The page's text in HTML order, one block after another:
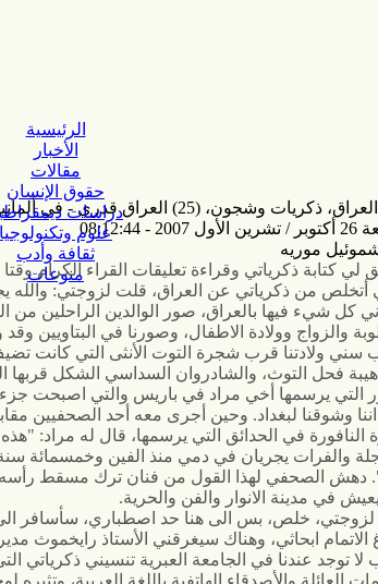
الرئيسية
الأخبار
مقالات
حقوق الإنسان
دراسات
علوم وتكنولوجيا
ثقافة وأدب
منوعات
ذكريات وشجون، (25) العراق قدري - في ألمانيا، نسرين وميخائيل - 3
- 08:12:44
شموئيل موريه
لي كتابة ذكرياتي وقراءة تعليقات القراء الكرام وقتا
أتخلص من ذكرياتي عن العراق، قلت لزوجتي: والله
كل شيء فيها بالعراق، صور الوالدين الراحلين من
والزواج وولادة الاطفال، وصورنا في البتاويين
ولادتنا قرب شجرة التوت الأنثى التي كانت
فحل التوث، والشادروان السداسي الشكل
التي يرسمها أخي مراد في باريس والتي اصبحت
وشوقنا لبغداد. وحين أجرى معه أحد الصحفيين
النافورة في الحدائق التي يرسمها، قال له مراد: "هذه
والفرات يجريان في دمي منذ الفين وخمسمائة
دهش الصحفي لهذا القول من فنان ترك مسقط
في مدينة الانوار والفن والحرية.
خلص، بس الى هنا حد اصطباري، سأسافر الى
الاتمام ابحاثي، وهناك سيغرقني الأستاذ رايخموث
لا توجد عندنا في الجامعة العبرية تنسيني ذكرياتي
العائلة والأصدقاء الهاتفية باللغة العربية،